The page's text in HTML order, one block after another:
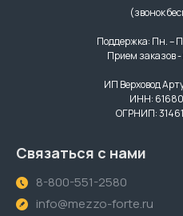
(звонок
Поддержка: Пн. –
Прием заказов -
ИП Верховод
ИНН:
ОГРНИП:
Связаться с нами
8-800-551-2580
info@mezzo-forte.ru